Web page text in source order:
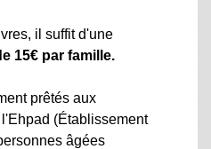
il suffit d'une
15€ par famille.
prêtés aux
(Établissement
âgées